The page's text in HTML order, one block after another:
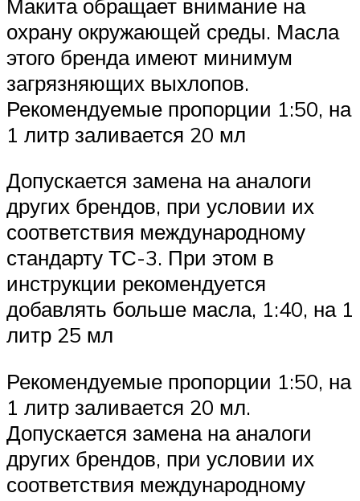
Макита обращает внимание на
охрану окружающей среды. Масла
этого бренда имеют минимум
загрязняющих выхлопов.
Рекомендуемые пропорции 1:50, на
1 литр заливается 20 мл
Допускается замена на аналоги
других брендов, при условии их
соответствия международному
стандарту ТС-3. При этом в
инструкции рекомендуется
добавлять больше масла, 1:40, на 1
литр 25 мл
Рекомендуемые пропорции 1:50, на
1 литр заливается 20 мл.
Допускается замена на аналоги
других брендов, при условии их
соответствия международному